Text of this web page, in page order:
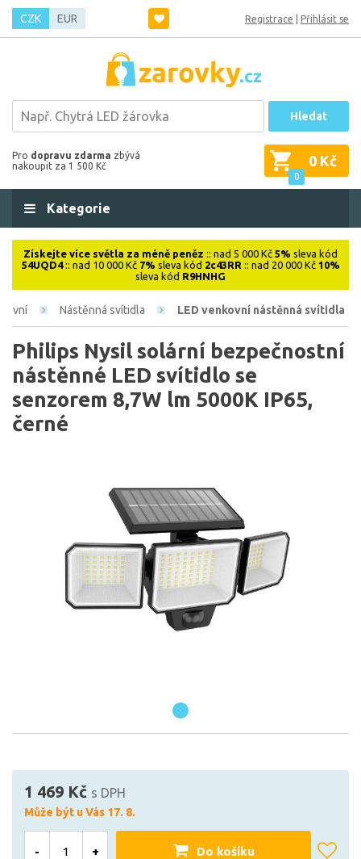
CZK EUR Registrace Přihlásit se
Hledat
Pro dopravu zdarma zbývá
nakoupit za 1 500 Kč
0
0 Kč
Kategorie
Získejte více světla za méně peněz :: nad 5 000 Kč 5% sleva kód
54UQD4:: nad 10 000 Kč 7% sleva kód 2c43RR :: nad 20 000 Kč 10%
sleva kód R9HNHG
Nástěnná svítidla LED venkovní nástěnná svítidla
Philips Nysil solární bezpečnostní
nástěnné LED svítidlo se
senzorem 8,7W lm 5000K IP65,
černé
1 469 Kč s DPH
Může být u Vás 17. 8.
- + Do košíku